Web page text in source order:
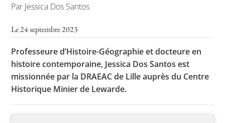
L’APHG dans la presse
Par Jessica Dos Santos
Le 24 septembre 2023
Professeure d’Histoire-Géographie et docteure en
histoire contemporaine, Jessica Dos Santos est
missionnée par la DRAEAC de Lille auprès du Centre
Historique Minier de Lewarde.